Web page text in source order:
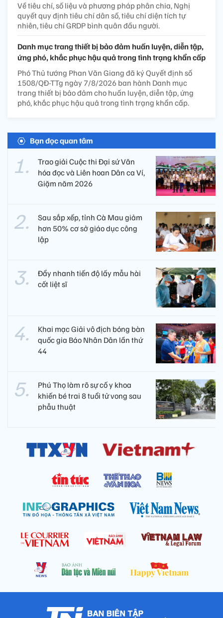
Về tiêu chí, số liệu và phương pháp phân chia, Nghị
quyết quy định tiêu chí dân số, tiêu chí diện tích tự
nhiên, tiêu chí GRDP bình quân đầu người.
Danh mục trang thiết bị bảo đảm huấn luyện, diễn tập,
ứng phó, khắc phục hậu quả trong tình trạng khẩn cấp
Phó Thủ tướng Phan Văn Giang đã ký Quyết định số
1508/QĐ-TTg ngày 7/8/2026 ban hành Danh mục
trang thiết bị bảo đảm cho huấn luyện, diễn tập, ứng
phó, khắc phục hậu quả trong tình trạng khẩn cấp.
Bạn đọc quan tâm
Trao giải Cuộc thi Đại sứ Văn
hóa đọc và Liên hoan Dân ca Ví,
Giặm năm 2026
Sau sắp xếp, tỉnh Cà Mau giảm
hơn 50% cơ sở giáo dục công
lập
Đẩy nhanh tiến độ lấy mẫu hài
cốt liệt sĩ
Khai mạc Giải vô địch bóng bàn
quốc gia Báo Nhân Dân lần thứ
44
Phú Thọ làm rõ sự cố y khoa
khiến bé trai 8 tuổi tử vong sau
phẫu thuật